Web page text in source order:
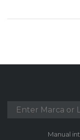
Manual